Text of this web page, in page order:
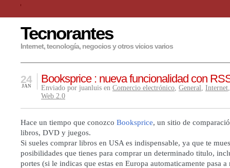
Tecnorantes
Internet, tecnología, negocios y otros vicios varios
Booksprice : nueva funcionalidad con
24
JAN Enviado por juanluis en Comercio electrónico, General, Internet
Web 2.0
Hace un tiempo que conozco Booksprice, un sitio de
libros, DVD y juegos.
Si sueles comprar libros en USA es indispensable, ya que te
posibilidades que tienes para comprar un determinado titulo,
portes (si le indicas que estas en Europa automaticamente pasa a